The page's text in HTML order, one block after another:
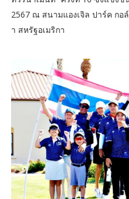
2567 ณ สนามแองเจิล ปาร์ค กอ
า สหรัฐอเมริกา